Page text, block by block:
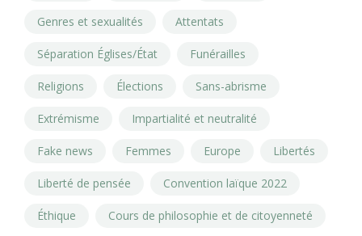
Genres et sexualités Attentats
Séparation Églises/État Funérailles
Religions Élections Sans-abrisme
Extrémisme Impartialité et neutralité
Fake news Femmes Europe Libertés
Liberté de pensée Convention laïque 2022
Éthique Cours de philosophie et de citoyenneté